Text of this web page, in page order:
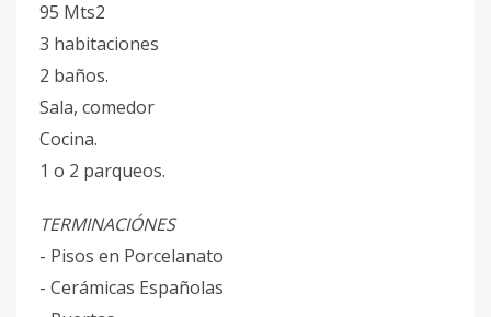
95 Mts2
3 habitaciones
2 baños.
Sala, comedor
Cocina.
1 o 2 parqueos.
TERMINACIÓNES
- Pisos en Porcelanato
- ⁠Cerámicas Españolas